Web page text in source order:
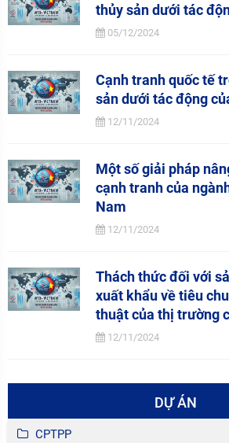
thủy sản dưới tác
05/12/2024
Cạnh tranh quốc tế
sản dưới tác động
12/11/2024
Một số giải pháp
cạnh tranh của
Nam
12/11/2024
Thách thức đối với
xuất khẩu về tiêu
thuật của thị trường
12/11/2024
DỰ ÁN
CPTPP